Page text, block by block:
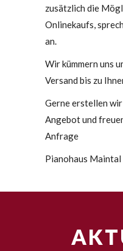
zusätzlich die
Onlinekaufs,
an.
Wir kümmern uns
Versand bis zu
Gerne erstellen
Angebot und
Anfrage
Pianohaus Maintal